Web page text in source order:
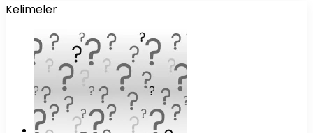
Kelimeler